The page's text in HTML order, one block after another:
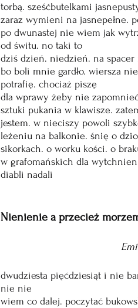
torbą. sześćbutelkami
zaraz wymieni na jasnepełne.
po dwunastej nie wiem jak
od świtu. no taki to
dziś dzień. niedzień. na
bo boli mnie gardło. wiersza
potrafię. chociaż piszę
dla wprawy żeby nie
sztuki pukania w klawisze.
jestem. w nieciszy powoli
leżeniu na balkonie. śnię o
sikorkach. o worku kości. o
w grafomańskich dla
diabli nadali
Nienienie a przecież
dwudziesta pięćdziesiąt i nie
nie nie
wiem co dalej. poczytać